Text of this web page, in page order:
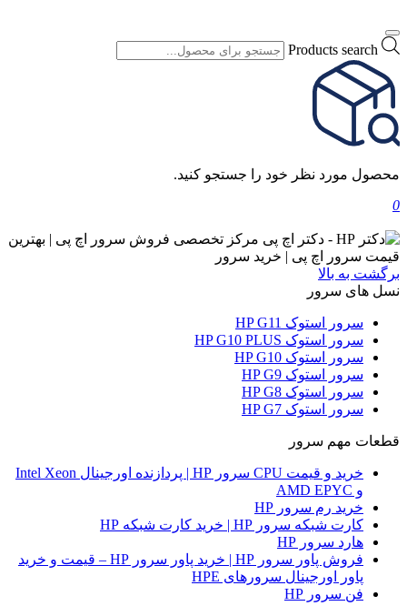
Products search
محصول مورد نظر خود را جستجو کنید.
0
برگشت به بالا
نسل های سرور
سرور استوک HP G11
سرور استوک HP G10 PLUS
سرور استوک HP G10
سرور استوک HP G9
سرور استوک HP G8
سرور استوک HP G7
قطعات مهم سرور
خرید و قیمت CPU سرور HP | پردازنده اورجینال Intel Xeon
و AMD EPYC
خرید رم سرور HP
کارت شبکه سرور HP | خرید کارت شبکه HP
هارد سرور HP
فروش پاور سرور HP | خرید پاور سرور HP – قیمت و خرید
پاور اورجینال سرورهای HPE
فن سرور HP